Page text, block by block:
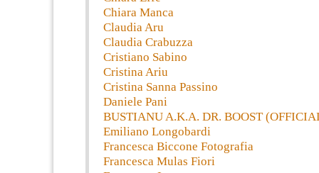
Chiara Manca
Claudia Aru
Claudia Crabuzza
Cristiano Sabino
Cristina Ariu
Cristina Sanna Passino
Daniele Pani
BUSTIANU A.K.A. DR. BOOST
Emiliano Longobardi
Francesca Biccone Fotografia
Francesca Mulas Fiori